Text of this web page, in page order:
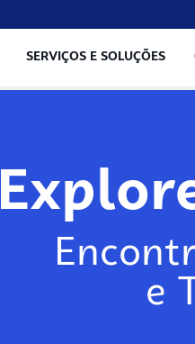
SERVIÇOS E SOLUÇÕES
e